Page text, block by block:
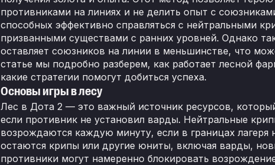
противниками на линиях и не делить опыт с
способных эффективно справляться с нейтральными
призванными существами с ранних уровней. Однако
оставляет союзников на линии в меньшинстве, что
статье мы подробно разберем, как работает лесной
какие стратегии помогут добиться успеха.
Основы игры в лесу
Лес в Дота 2 — это важный источник ресурсов,
если противник не установил варды. Нейтральные
возрождаются каждую минуту, если в границах лагеря
остаются крипы или другие юниты, включая варды,
противники могут намеренно блокировать